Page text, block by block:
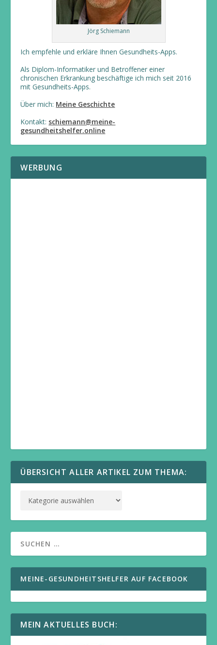
Jörg Schiemann
Ich empfehle und erkläre Ihnen Gesundheits-Apps.
Als Diplom-Informatiker und Betroffener einer
chronischen Erkrankung beschäftige ich mich seit 2016
mit Gesundheits-Apps.
Über mich: Meine Geschichte
Kontakt: schiemann@meine-
gesundheitshelfer.online
WERBUNG
ÜBERSICHT ALLER ARTIKEL ZUM THEMA:
MEINE-GESUNDHEITSHELFER AUF FACEBOOK
MEIN AKTUELLES BUCH: